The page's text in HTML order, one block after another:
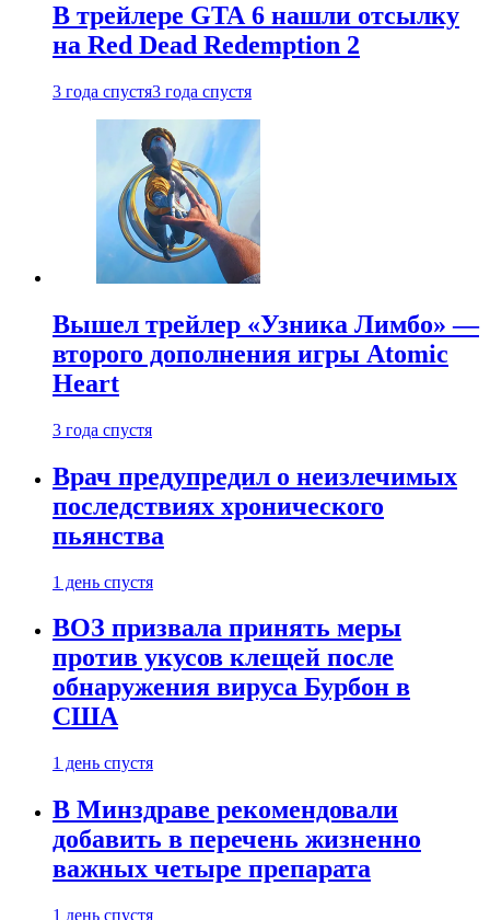
В трейлере GTA 6 нашли отсылку
на Red Dead Redemption 2
3 года спустя3 года спустя
Вышел трейлер «Узника Лимбо» —
второго дополнения игры Atomic
Heart
3 года спустя
Врач предупредил о неизлечимых
последствиях хронического
пьянства
1 день спустя
ВОЗ призвала принять меры
против укусов клещей после
обнаружения вируса Бурбон в
США
1 день спустя
В Минздраве рекомендовали
добавить в перечень жизненно
важных четыре препарата
1 день спустя